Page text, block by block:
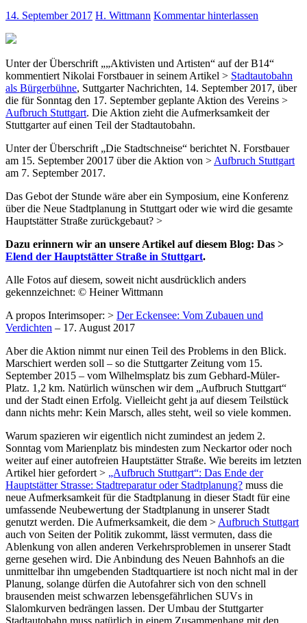
14. September 2017 H. Wittmann Kommentar hinterlassen
Unter der Überschrift „„Aktivisten und Artisten“ auf der B14“
kommentiert Nikolai Forstbauer in seinem Artikel > Stadtautobahn
als Bürgerbühne, Suttgarter Nachrichten, 14. September 2017, über
die für Sonntag den 17. September geplante Aktion des Vereins >
Aufbruch Stuttgart. Die Aktion zieht die Aufmerksamkeit der
Stuttgarter auf einen Teil der Stadtautobahn.
Unter der Überschrift „Die Stadtschneise“ berichtet N. Forstbauer
am 15. September 20017 über die Aktion von > Aufbruch Stuttgart
am 7. September 2017.
Das Gebot der Stunde wäre aber ein Symposium, eine Konferenz
über die Neue Stadtplanung in Stuttgart oder wie wird die gesamte
Hauptstätter Straße zurückgebaut? >
Dazu erinnern wir an unsere Artikel auf diesem Blog: Das >
Elend der Hauptstätter Straße in Stuttgart.
Alle Fotos auf diesem, soweit nicht ausdrücklich anders
gekennzeichnet: © Heiner Wittmann
A propos Interimsoper: > Der Eckensee: Vom Zubauen und
Verdichten – 17. August 2017
Aber die Aktion nimmt nur einen Teil des Problems in den Blick.
Marschiert werden soll – so die Stuttgarter Zeitung vom 15.
September 2015 – vom Wilhelmsplatz bis zum Gebhard-Müler-
Platz. 1,2 km. Natürlich wünschen wir dem „Aufbruch Stuttgart“
und der Stadt einen Erfolg. Vielleicht geht ja auf diesem Teilstück
dann nichts mehr: Kein Marsch, alles steht, weil so viele kommen.
Warum spazieren wir eigentlich nicht zumindest an jedem 2.
Sonntag vom Marienplatz bis mindesten zum Neckartor oder noch
weiter auf einer autofreien Hauptstätter Straße. Wie bereits im letzten
Artikel hier gefordert > „Aufbruch Stuttgart“: Das Ende der
Hauptstätter Strasse: Stadtreparatur oder Stadtplanung? muss die
neue Aufmerksamkeit für die Stadtplanung in dieser Stadt für eine
umfassende Neubewertung der Stadtplanung in unserer Stadt
genutzt werden. Die Aufmerksamkeit, die dem > Aufbruch Stuttgart
auch von Seiten der Politik zukommt, lässt vermuten, dass die
Ablenkung von allen anderen Verkehrsproblemen in unserer Stadt
gerne gesehen wird. Die Anbindung des Neuen Bahnhofs an die
unmittelbar ihn umgebenden Stadtquartiere ist noch nicht mal in der
Planung, solange dürfen die Autofahrer sich von den schnell
brausenden meist schwarzen lebensgefährlichen SUVs in
Slalomkurven bedrängen lassen. Der Umbau der Stuttgarter
Stadtautobahn muss natürlich in einem Zusammenhang mit den